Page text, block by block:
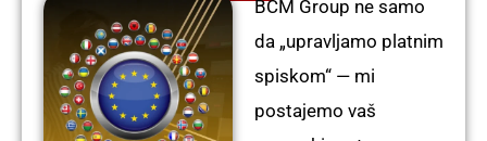
BCM Group ne samo
da „upravljamo platnim
spiskom“ — mi
postajemo vaš